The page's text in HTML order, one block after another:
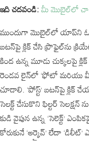
ఇది చదవండి:మీ మొబైల్‌లో
ముందుగా మొబైల్‌లో యాప్‌ని
బటన్‌పై క్లిక్ చేసి ప్రొఫైల్‌ను
కింద ఉన్న మూడు చుక్కలపై
రెండవ లైన్‌లో ‘ఫోటో మరియు
చూడాలి. ‘పోస్ట్’ బటన్‌పై క్లిక్
సెలక్ట్ చేసుకొని ఫిల్టర్
కుడి వైపున ఉన్న ‘సెలెక్ట్’
కోరుకునే ‘ఆర్కైవ్’ లేదా